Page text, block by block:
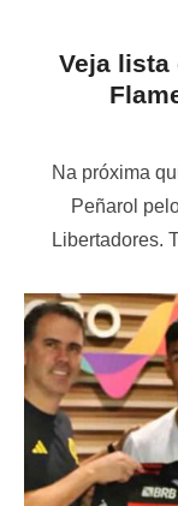
Veja
Na próxima
Peñarol
Libertadores.